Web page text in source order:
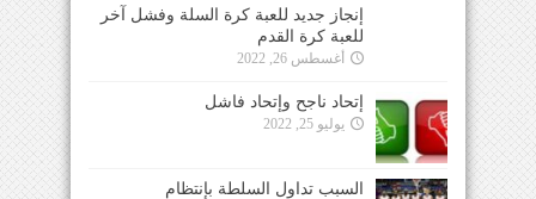
إنجاز جديد للعبة كرة السلة وفشل آخر
للعبة كرة القدم
أغسطس 26, 2022
إتحاد ناجح وإتحاد فاشل
يوليو 25, 2022
السبب تداول السلطة بإنتظام